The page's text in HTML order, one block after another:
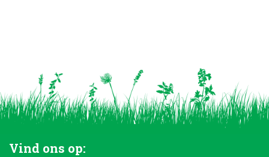
Vind ons op: